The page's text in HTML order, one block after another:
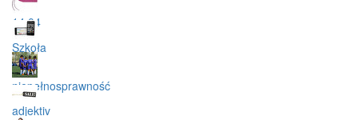
14.04
Szkoła
niepełnosprawność
adjektiv